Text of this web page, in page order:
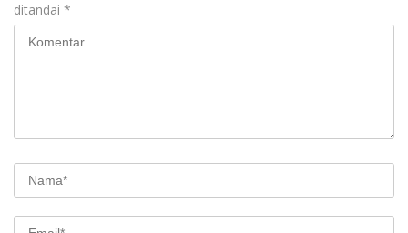
ditandai *